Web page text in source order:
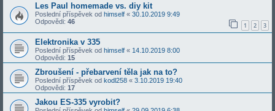
Les Paul homemade vs. diy kit
Poslední příspěvek od himself « 30.10.2019 9:49
Odpovědi: 46 1 2 3
Elektronika v 335
Poslední příspěvek od himself « 14.10.2019 8:00
Odpovědi: 15
Zbroušení - přebarvení těla jak na to?
Poslední příspěvek od kodl258 « 3.10.2019 19:40
Odpovědi: 17
Jakou ES-335 vyrobit?